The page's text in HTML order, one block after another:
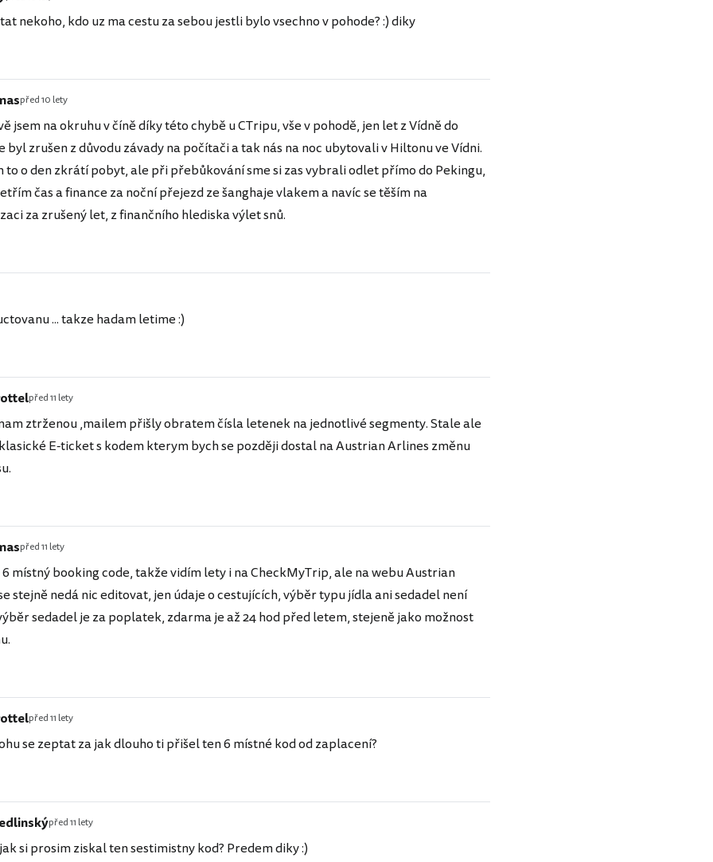
nekoho, kdo uz ma cestu za sebou jestli bylo vsechno v pohode? :) diky
před 10 lety
jsem na okruhu v číně díky této chybě u CTripu, vše v pohodě, jen let z Vídně do
byl zrušen z důvodu závady na počítači a tak nás na noc ubytovali v Hiltonu ve Vídni.
to o den zkrátí pobyt, ale při přebůkování sme si zas vybrali odlet přímo do Pekingu,
čas a finance za noční přejezd ze šanghaje vlakem a navíc se těším na
za zrušený let, z finančního hlediska výlet snů.
... takze hadam letime :)
před 11 lety
ztrženou ,mailem přišly obratem čísla letenek na jednotlivé segmenty. Stale ale
E-ticket s kodem kterym bych se později dostal na Austrian Arlines změnu
před 11 lety
místný booking code, takže vidím lety i na CheckMyTrip, ale na webu Austrian
stejně nedá nic editovat, jen údaje o cestujících, výběr typu jídla ani sedadel není
sedadel je za poplatek, zdarma je až 24 hod před letem, stejeně jako možnost
před 11 lety
se zeptat za jak dlouho ti přišel ten 6 místné kod od zaplacení?
před 11 lety
si prosim ziskal ten sestimistny kod? Predem diky :)